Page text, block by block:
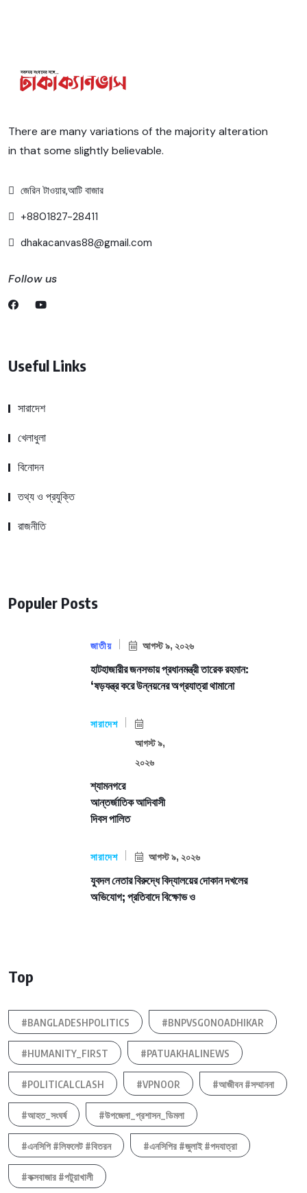
There are many variations of the majority alteration
in that some slightly believable.
জেরিন টাওয়ার,আটি বাজার
+8801827-28411
dhakacanvas88@gmail.com
Follow us
Useful Links
সারাদেশ
খেলাধুলা
বিনোদন
তথ্য ও প্রযুক্তি
রাজনীতি
Populer Posts
জাতীয় আগস্ট ৯, ২০২৬
হাটহাজারীর জনসভায় প্রধানমন্ত্রী তারেক রহমান:
‘ষড়যন্ত্র করে উন্নয়নের অগ্রযাত্রা থামানো
সারাদেশ
আগস্ট ৯,
২০২৬
শ্যামনগরে
আন্তর্জাতিক আদিবাসী
দিবস পালিত
সারাদেশ আগস্ট ৯, ২০২৬
যুবদল নেতার বিরুদ্ধে বিদ্যালয়ের দোকান দখলের
অভিযোগ; প্রতিবাদে বিক্ষোভ ও
Top
#BANGLADESHPOLITICS #BNPVSGONOADHIKAR
#HUMANITY_FIRST #PATUAKHALINEWS
#POLITICALCLASH #VPNOOR #আজীবন #সম্মাননা
#আহত_সংঘর্ষ #উপজেলা_প্রশাসন_ডিমলা
#এনসিপি #লিফলেট #বিতরন #এনসিপির #জুলাই #পদযাত্রা
#কক্সবাজার #পটুয়াখালী